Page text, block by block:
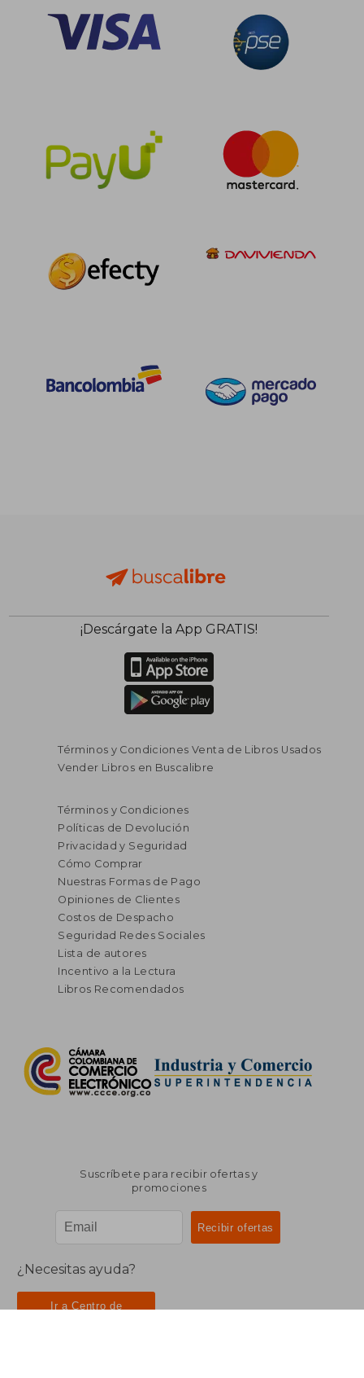
¡Descárgate la App GRATIS!
Términos y Condiciones Venta de Libros Usados
Vender Libros en Buscalibre
Términos y Condiciones
Políticas de Devolución
Privacidad y Seguridad
Cómo Comprar
Nuestras Formas de Pago
Opiniones de Clientes
Costos de Despacho
Seguridad Redes Sociales
Lista de autores
Incentivo a la Lectura
Libros Recomendados
Suscríbete para recibir ofertas y
promociones
¿Necesitas ayuda?
Ir a Centro de